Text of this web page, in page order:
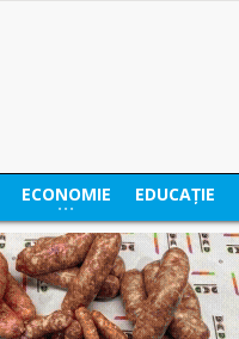
ECONOMIE EDUCAȚIE